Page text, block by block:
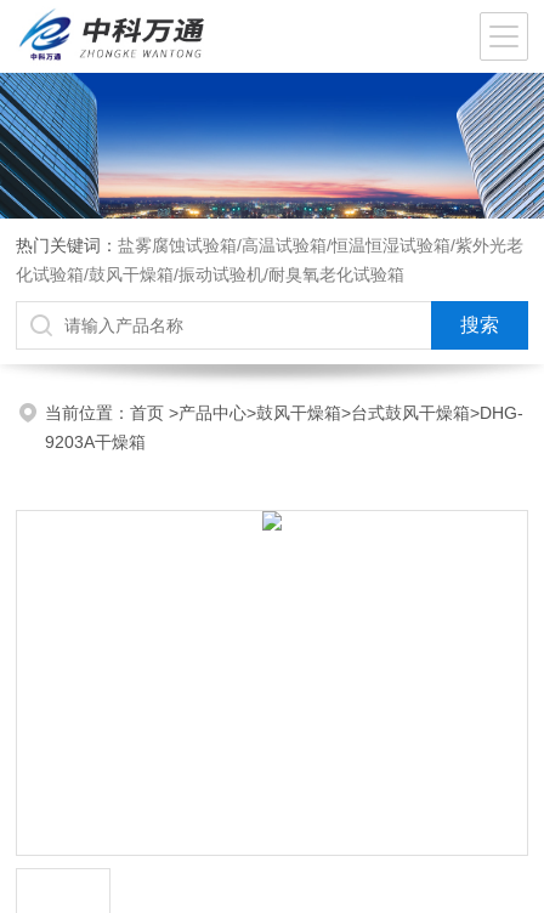
热门关键词：盐雾腐蚀试验箱/高温试验箱/恒温恒湿试验箱/紫外光老
化试验箱/鼓风干燥箱/振动试验机/耐臭氧老化试验箱
当前位置：首页>产品中心>鼓风干燥箱>台式鼓风干燥箱>DHG-
9203A干燥箱